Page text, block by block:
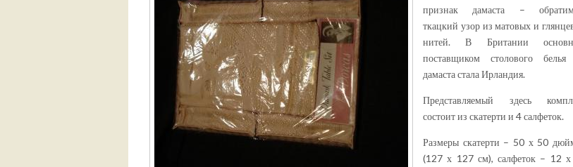
признак дамаста –
ткацкий узор из матовых и
нитей. В Британии
поставщиком столового
дамаста стала Ирландия.
Представляемый здесь
состоит из скатерти и 4 салфеток.
Размеры скатерти – 50 х 50
(127 х 127 см), салфеток – 12